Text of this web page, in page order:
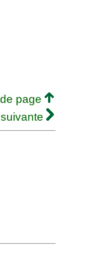
page